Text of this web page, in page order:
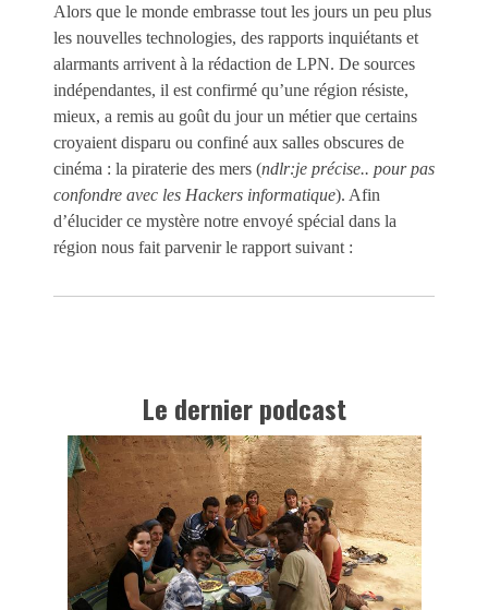
Alors que le monde embrasse tout les jours un peu plus
les nouvelles technologies, des rapports inquiétants et
alarmants arrivent à la rédaction de LPN. De sources
indépendantes, il est confirmé qu’une région résiste,
mieux, a remis au goût du jour un métier que certains
croyaient disparu ou confiné aux salles obscures de
cinéma : la piraterie des mers (ndlr:je précise.. pour pas
confondre avec les Hackers informatique). Afin
d’élucider ce mystère notre envoyé spécial dans la
région nous fait parvenir le rapport suivant :
Le dernier podcast